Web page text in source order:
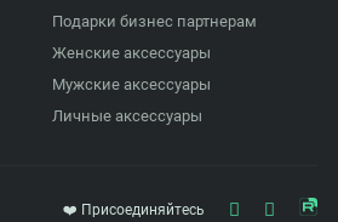
Подарки бизнес партнерам
Женские аксессуары
Мужские аксессуары
Личные аксессуары
❤️ Присоединяйтесь